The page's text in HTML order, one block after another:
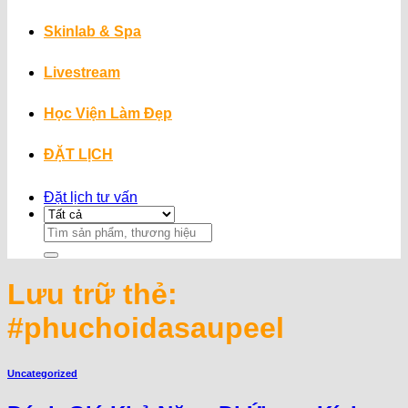
Skinlab & Spa
Livestream
Học Viện Làm Đẹp
ĐẶT LỊCH
Đặt lịch tư vấn
Search
for:
Lưu trữ thẻ:
#phuchoidasaupeel
Uncategorized